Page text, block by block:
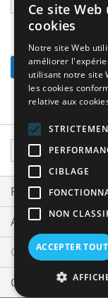
Sign
Up
for
Our
Newsletter:
Privacy and
Advanced Search
Orders and
Contact Us
Ce site
cookies
Notre site Web
améliorer
utilisant notre site
les cookies
relative aux
CIBLAGE
NON
ACCEPTER TOUT